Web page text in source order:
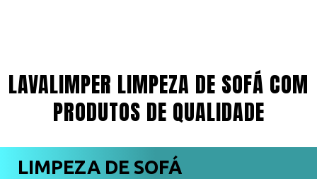
LAVALIMPER LIMPEZA DE SOFÁ COM
PRODUTOS DE QUALIDADE
LIMPEZA DE SOFÁ